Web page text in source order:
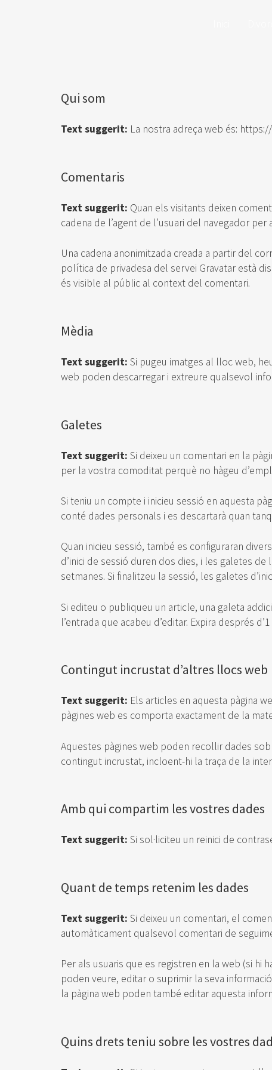
Qui som
Text suggerit: La nostra adreça web és:
Comentaris
Text suggerit: Quan els visitants deixen
cadena de l’agent de l’usuari del navegador
Una cadena anonimitzada creada a partir del
política de privadesa del servei Gravatar està
és visible al públic al context del comentari.
Mèdia
Text suggerit: Si pugeu imatges al lloc web,
web poden descarregar i extreure qualsevol
Galetes
Text suggerit: Si deixeu un comentari en la
per la vostra comoditat perquè no hàgeu
Si teniu un compte i inicieu sessió en aquesta
conté dades personals i es descartarà quan
Quan inicieu sessió, també es configuraran
d’inici de sessió duren dos dies, i les galetes
setmanes. Si finalitzeu la sessió, les galetes
Si editeu o publiqueu un article, una galeta
l’entrada que acabeu d’editar. Expira després d’1
Contingut incrustat d’altres llocs web
Text suggerit: Els articles en aquesta pàgina
pàgines web es comporta exactament de la
Aquestes pàgines web poden recollir dades
contingut incrustat, incloent-hi la traça de la
Amb qui compartim les vostres dades
Text suggerit: Si sol·liciteu un reinici de
Quant de temps retenim les dades
Text suggerit: Si deixeu un comentari, el
automàticament qualsevol comentari de
Per als usuaris que es registren en la web (si hi
poden veure, editar o suprimir la seva
la pàgina web poden també editar aquesta
Quins drets teniu sobre les vostres